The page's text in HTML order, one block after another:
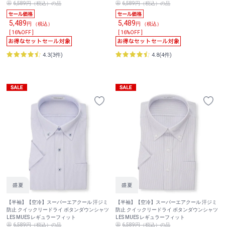
6,589円（税込）の品
5,489円 （税込）
[ 16%OFF ]
4.3(3件)
6,589円（税込）の品
5,489円 （税込）
[ 16%OFF ]
4.8(4件)
【半袖】【空冷】スーパーエアクール 汗ジミ
防止 クイックリードライ ボタンダウンシャツ
LES MUES レギュラーフィット
6,589円（税込）の品
【半袖】【空冷】スーパーエアクール 汗ジミ
防止 クイックリードライ ボタンダウンシャツ
LES MUES レギュラーフィット
6,589円（税込）の品